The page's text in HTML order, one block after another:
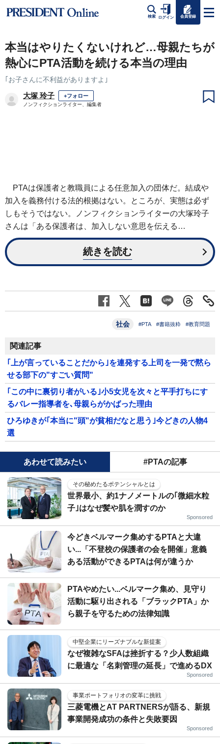
検索 ログイン 会員登録
本当はやりたくないけれど…母親たちが
熱心にPTA活動を続ける本当の理由
｢お子さんに不利益がありますよ｣
大塚 玲子 +フォロー
ノンフィクションライター、編集者
PTAは保護者と教職員による任意加入の団体だ。結成や
加入を義務付ける法的根拠はない。ところが、実態は必ず
しもそうではない。ノンフィクションライターの大塚玲子
さんは「ある保護者は、加入しない意思を伝える…
続きを読む
社会 #PTA #書籍抜粋 #教育問題
関連記事
｢上が言っていることだから｣を連発する上司を一発で黙ら
せる部下の"すごい質問"
｢この中に裏切り者がいる｣小5女児を次々と平手打ちにす
るバレー指導者を､母親らがかばった理由
ひろゆきが｢本当に"頭"が貧相だなと思う｣今どきの人物4
選
あわせて読みたい #PTAの記事
その秘めたるポテンシャルとは
世界最小、約1ナノメートルの｢微細水粒
子｣はなぜ髪や肌を潤すのか
Sponsored
今どきベルマーク集めするPTAと大違
い...「不登校の保護者の会を開催」意義
ある活動ができるPTAは何が違うか
PTAやめたい...ベルマーク集め、見守り
活動に駆り出される「ブラックPTA」か
ら親子を守るための法律知識
中堅企業にリーズナブルな新提案
なぜ複雑なSFAは挫折する？少人数組織
に最適な「名刺管理の延長」で進めるDX
Sponsored
事業ポートフォリオの変革に挑戦
三菱電機とAT PARTNERSが語る、新規
事業開発成功の条件と失敗要因
Sponsored